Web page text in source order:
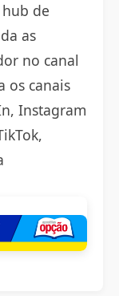
de
as
no canal
os canais
Instagram